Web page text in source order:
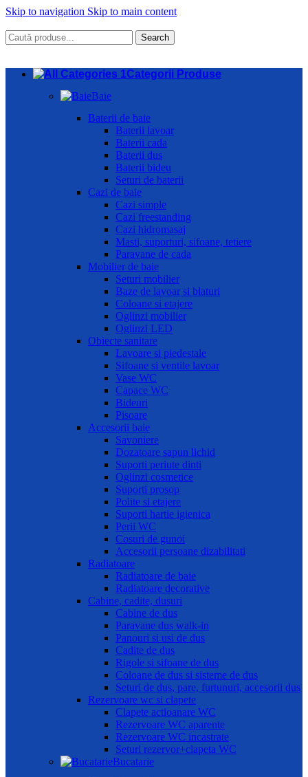
Skip to navigation Skip to main content
Search
Categorii Produse
Baie
Baterii de baie
Baterii lavoar
Baterii cada
Baterii dus
Baterii bideu
Seturi de baterii
Cazi de baie
Cazi simple
Cazi freestanding
Cazi hidromasaj
Masti, suporturi, sifoane, tetiere
Paravane de cada
Mobilier de baie
Seturi mobilier
Baze de lavoar si blaturi
Coloane si etajere
Oglinzi mobilier
Oglinzi LED
Obiecte sanitare
Lavoare si piedestale
Sifoane si ventile lavoar
Vase WC
Capace WC
Bideuri
Pisoare
Accesorii baie
Savoniere
Dozatoare sapun lichid
Suporti periute dinti
Oglinzi cosmetice
Suporti prosop
Polite si etajere
Suporti hartie igienica
Perii WC
Cosuri de gunoi
Accesorii persoane dizabilitati
Radiatoare
Radiatoare de baie
Radiatoare decorative
Cabine, cadite, dusuri
Cabine de dus
Paravane dus walk-in
Panouri si usi de dus
Cadite de dus
Rigole si sifoane de dus
Coloane de dus si sisteme de dus
Seturi de dus, pare, furtunuri, accesorii dus
Rezervoare wc si clapete
Clapete actioanare WC
Rezervoare WC aparente
Rezervoare WC incastrate
Seturi rezervor+clapeta WC
Bucatarie